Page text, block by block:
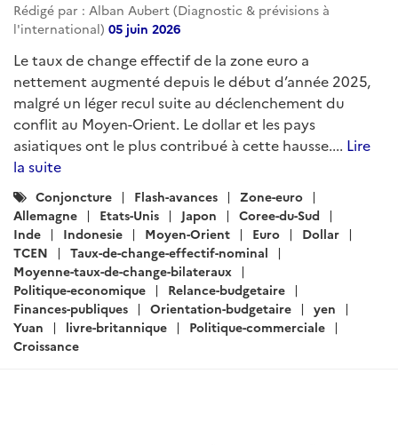
Rédigé par : Alban Aubert (Diagnostic & prévisions à
l'international) 05 juin 2026
Le taux de change effectif de la zone euro a
nettement augmenté depuis le début d’année 2025,
malgré un léger recul suite au déclenchement du
conflit au Moyen-Orient. Le dollar et les pays
asiatiques ont le plus contribué à cette hausse.... Lire
la suite
Catégories
:
Conjoncture Flash-avances
Zone-euro
Allemagne
Etats-Unis Japon
Coree-du-Sud
Inde
Indonesie Moyen-Orient Euro
Dollar
TCEN
Taux-de-change-effectif-nominal
Moyenne-taux-de-change-bilateraux
Politique-economique
Relance-budgetaire
Finances-publiques
Orientation-budgetaire
yen
Yuan
livre-britannique
Politique-commerciale
Croissance